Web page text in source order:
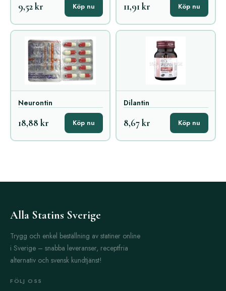
9,52 kr Köp nu 11,91 kr Köp nu
Neurontin
18,88 kr Köp nu
Dilantin
8,67 kr Köp nu
Alla Statins Sverige
Trygg och enkel beställning av statiner online
i Sverige – snabba leveranser, receptfria
alternativ och svensk kundtjänst!
FÖLJ OSS